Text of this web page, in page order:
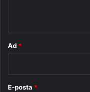
Ad *
E-posta *